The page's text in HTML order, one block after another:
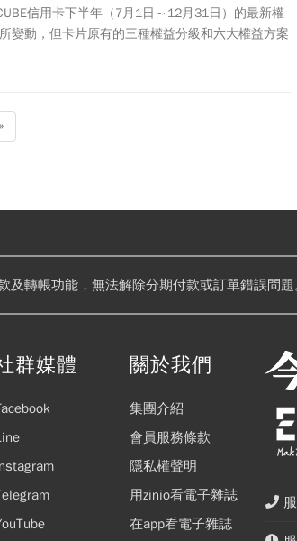
信用卡下半年（7月1日～12月31日）的最新權
變動，但卡片原有的三種權益分級和六大權益方案
等的小樹點回饋。想知道如何賺到最高回饋？本
」等權益方案的最新通路調整，助您輕鬆刷出最高
»
及轉帳功能，無法解除分期付款或訂單錯誤問
群媒體 關於我們
集團介紹
會員服務條款
隱私權聲明
用zinio看電子雜誌
在app看電子雜誌